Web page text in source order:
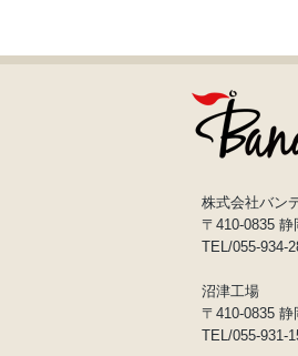
株式会社バン
〒410-0835
TEL/055-934-
沼津工場
〒410-0835
TEL/055-931-